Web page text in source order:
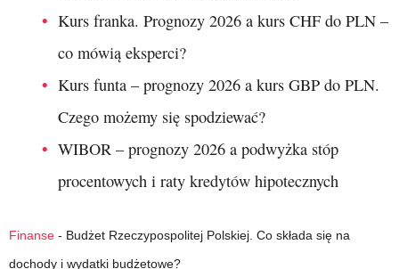
Kurs franka. Prognozy 2026 a kurs CHF do PLN –
co mówią eksperci?
Kurs funta – prognozy 2026 a kurs GBP do PLN.
Czego możemy się spodziewać?
WIBOR – prognozy 2026 a podwyżka stóp
procentowych i raty kredytów hipotecznych
Finanse - Budżet Rzeczypospolitej Polskiej. Co składa się na
dochody i wydatki budżetowe?